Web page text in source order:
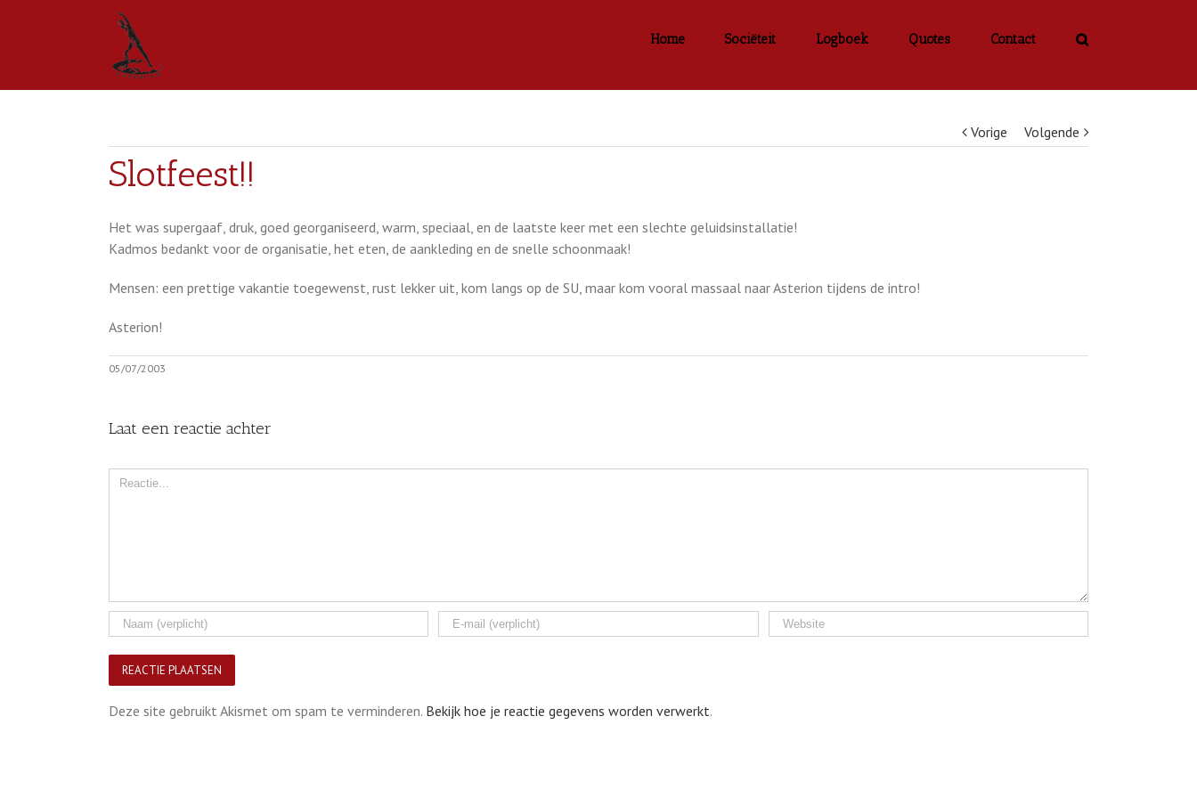
Home Sociëteit Logboek Quotes Contact
Vorige Volgende
Slotfeest!!
Het was supergaaf, druk, goed georganiseerd, warm, speciaal, en de laatste keer met een slechte geluidsinstallatie!
Kadmos bedankt voor de organisatie, het eten, de aankleding en de snelle schoonmaak!
Mensen: een prettige vakantie toegewenst, rust lekker uit, kom langs op de SU, maar kom vooral massaal naar Asterion tijdens de intro!
Asterion!
05/07/2003
Laat een reactie achter
Comment
Deze site gebruikt Akismet om spam te verminderen. Bekijk hoe je reactie gegevens worden verwerkt.